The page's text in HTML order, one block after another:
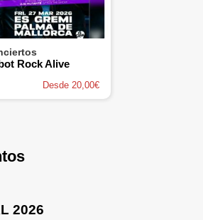
Rock Alive
Desde 20,00€
2026